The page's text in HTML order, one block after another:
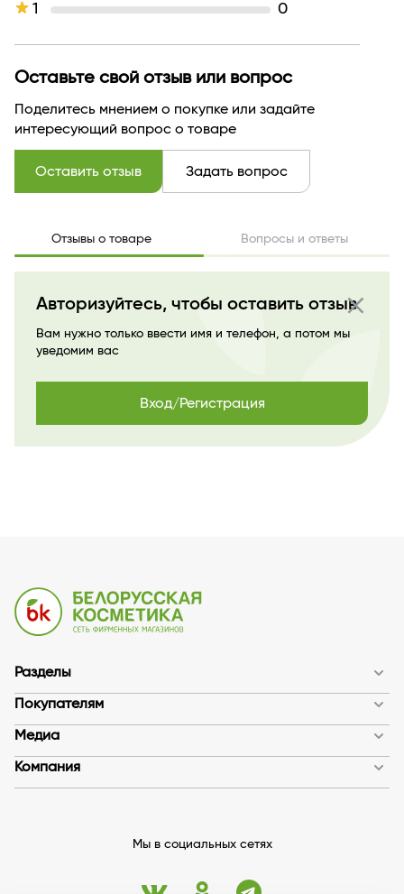
1
0
Оставьте свой отзыв или вопрос
Поделитесь мнением о покупке или задайте
интересующий вопрос о товаре
Оставить отзыв Задать вопрос
Отзывы о товаре Вопросы и ответы
close
Авторизуйтесь, чтобы оставить отзыв
Вам нужно только ввести имя и телефон, а потом мы
уведомим вас
Вход/Регистрация
Разделы
Покупателям
Медиа
Компания
Мы в социальных сетях